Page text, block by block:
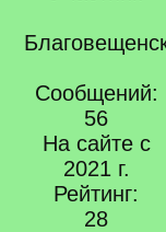
Сообщений:
56
На сайте с
2021 г.
Рейтинг:
28